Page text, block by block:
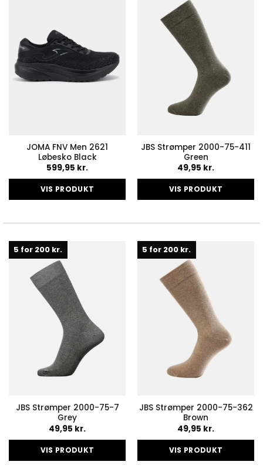
på
varesiden
Mulighederne
kan
vælges
på
varesiden
JOMA FNV Men 2621
Løbesko Black
599,95 kr.
VIS PRODUKT
flere
kan
vælges
på
varesiden
JBS Strømper 2000-75-411
Green
49,95 kr.
VIS PRODUKT
flere
Mulighederne
kan
vælges
på
varesiden
5 for 200 kr.
JBS Strømper 2000-75-7
Grey
49,95 kr.
VIS PRODUKT
5 for 200 kr.
JBS Strømper 2000-75-362
Brown
49,95 kr.
VIS PRODUKT